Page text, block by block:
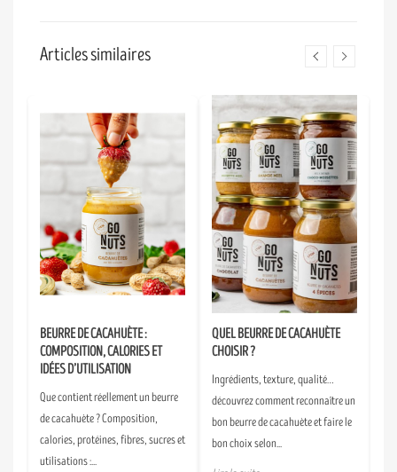
Articles similaires
BEURRE DE CACAHUÈTE :
COMPOSITION, CALORIES ET
IDÉES D’UTILISATION
Que contient réellement un beurre
de cacahuète ? Composition,
calories, protéines, fibres, sucres et
utilisations :...
QUEL BEURRE DE CACAHUÈTE
CHOISIR ?
Ingrédients, texture, qualité…
découvrez comment reconnaître un
bon beurre de cacahuète et faire le
bon choix selon...